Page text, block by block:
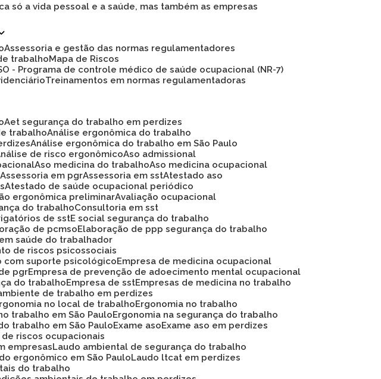
só a vida pessoal e a saúde, mas também as empresas
Assessoria e gestão das normas regulamentadores
trabalho
Mapa de Riscos
- Programa de controle médico de saúde ocupacional (NR-7)
Treinamentos em normas regulamentadoras
Aet segurança do trabalho em perdizes
trabalho Análise ergonômica do trabalho
Análise ergonômica do trabalho em São Paulo
Análise de risco ergonômico Aso admissional
Aso medicina do trabalho Aso medicina ocupacional
Assessoria em pgr Assessoria em sst Atestado aso
Atestado de saúde ocupacional periódico
ergonômica preliminar Avaliação ocupacional
do trabalho
Consultoria em sst
de sst
E social segurança do trabalho
de pcmso
Elaboração de ppp segurança do trabalho
saúde do trabalhador
de riscos psicossociais
com suporte psicológico
Empresa de medicina ocupacional
pgr Empresa de prevenção de adoecimento mental ocupacional
do trabalho Empresa de sst Empresas de medicina no trabalho
de trabalho em perdizes
Ergonomia no local de trabalho
Ergonomia no trabalho
trabalho em São Paulo
Ergonomia na segurança do trabalho
trabalho em São Paulo Exame aso Exame aso em perdizes
de riscos ocupacionais
empresas
Laudo ambiental de segurança do trabalho
ergonômico em São Paulo
Laudo ltcat em perdizes
do trabalho